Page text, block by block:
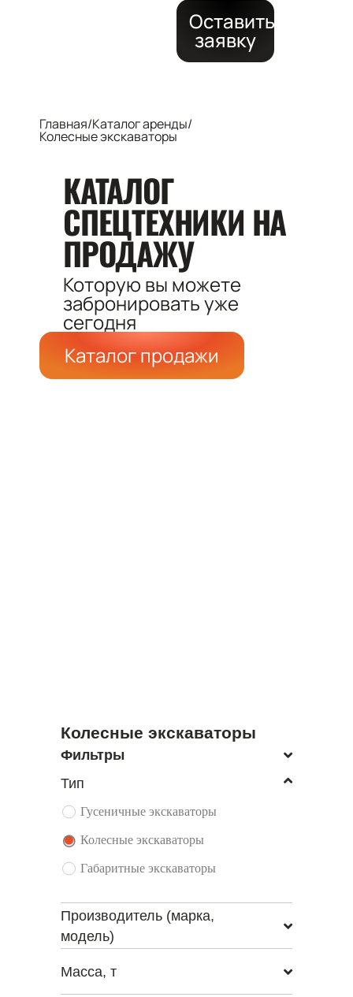
Оставить
заявку
Главная/Каталог аренды/
Колесные экскаваторы
КАТАЛОГ
СПЕЦТЕХНИКИ НА
ПРОДАЖУ
Которую вы можете
забронироватьуже
сегодня
Каталог продажи
Колесные экскаваторы
Фильтры
Тип
Гусеничные экскаваторы
Колесные экскаваторы
Габаритные экскаваторы
Производитель (марка,
модель)
Масса, т